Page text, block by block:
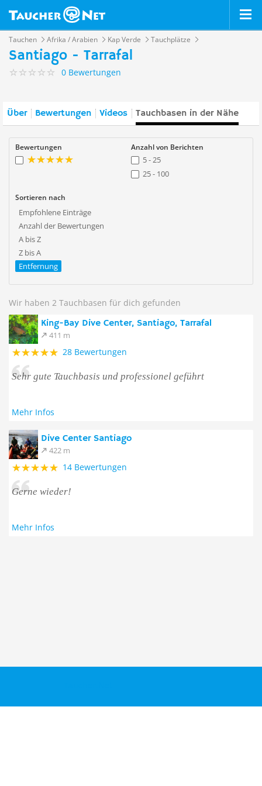
Tauchen Afrika / Arabien Kap Verde Tauchplätze
Santiago - Tarrafal
0 Bewertungen
Über Bewertungen Videos Tauchbasen in der Nähe
Bewertungen Anzahl von Berichten
5 - 25
25 - 100
Sortieren nach
Empfohlene Einträge
Anzahl der Bewertungen
A bis Z
Z bis A
Entfernung
Wir haben 2 Tauchbasen für dich gefunden
King-Bay Dive Center, Santiago, Tarrafal
411 m
28 Bewertungen
Sehr gute Tauchbasis und professionel geführt
Mehr Infos
Dive Center Santiago
422 m
14 Bewertungen
Gerne wieder!
Mehr Infos